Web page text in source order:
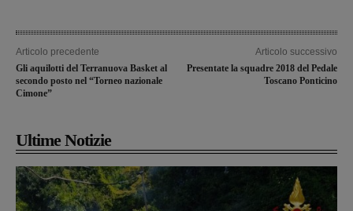
Articolo precedente
Gli aquilotti del Terranuova Basket al
secondo posto nel “Torneo nazionale
Cimone”
Articolo successivo
Presentate la squadre 2018 del Pedale
Toscano Ponticino
Ultime Notizie